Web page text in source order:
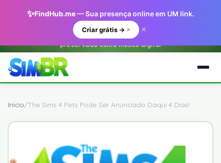
Este e um arquivo historico do O Sim BR.net (2001-2018) —
preservado como museu digital
Inicio/The Sims 4 Pets Pode Ser Anunciado Daqui 4 Dias!
✨FindHub.me— Sua presença online em UM link.
Criar grátis → ×